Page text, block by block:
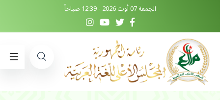
الجمعة 07 أوت 2026 - 12:39 صباحاً